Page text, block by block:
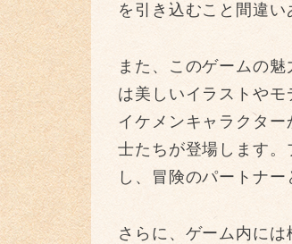
を引き込むこと間違い
また、このゲームの
は美しいイラストや
イケメンキャラクタ
士たちが登場します
し、冒険のパートナ
さらに、ゲーム内に